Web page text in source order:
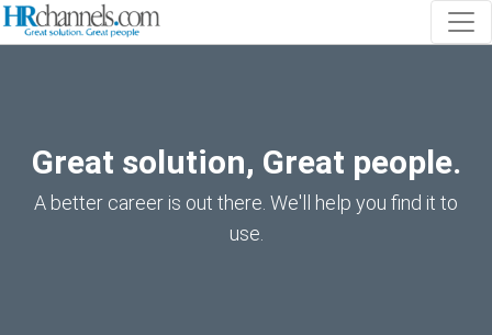
Great solution, Great people.
A better career is out there. We'll help you find it to
use.